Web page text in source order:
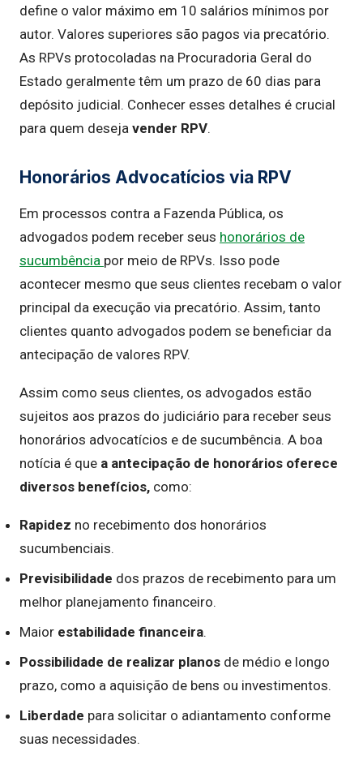
define o valor máximo em 10 salários mínimos por
autor. Valores superiores são pagos via precatório.
As RPVs protocoladas na Procuradoria Geral do
Estado geralmente têm um prazo de 60 dias para
depósito judicial. Conhecer esses detalhes é crucial
para quem deseja vender RPV.
Honorários Advocatícios via RPV
Em processos contra a Fazenda Pública, os
advogados podem receber seus honorários de
sucumbência por meio de RPVs. Isso pode
acontecer mesmo que seus clientes recebam o valor
principal da execução via precatório. Assim, tanto
clientes quanto advogados podem se beneficiar da
antecipação de valores RPV.
Assim como seus clientes, os advogados estão
sujeitos aos prazos do judiciário para receber seus
honorários advocatícios e de sucumbência. A boa
notícia é que a antecipação de honorários oferece
diversos benefícios, como:
Rapidez no recebimento dos honorários
sucumbenciais.
Previsibilidade dos prazos de recebimento para um
melhor planejamento financeiro.
Maior estabilidade financeira.
Possibilidade de realizar planos de médio e longo
prazo, como a aquisição de bens ou investimentos.
Liberdade para solicitar o adiantamento conforme
suas necessidades.